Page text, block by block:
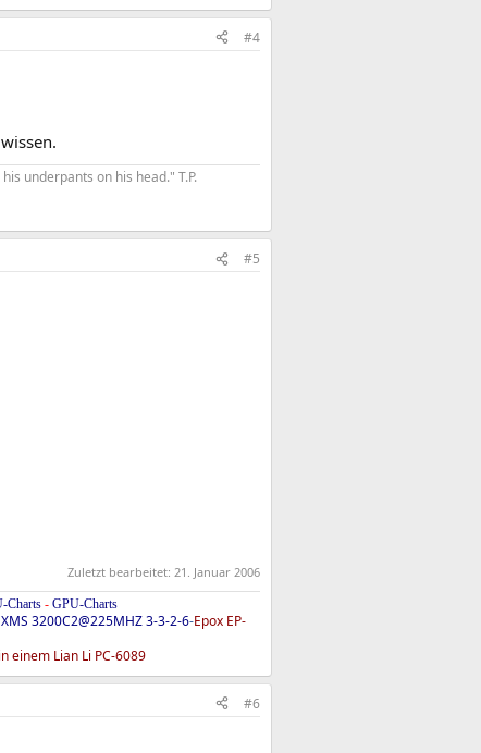
#4
underpants on his head." T.P.​
#5
Zuletzt bearbeitet: 21. Januar 2006
Charts- GPU-Charts
3200C2@225MHZ 3-3-2-6-Epox EP-
einem Lian Li PC-6089
#6